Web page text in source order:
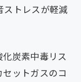
ストレスが軽減
炭素中毒リス
ットガスのコ